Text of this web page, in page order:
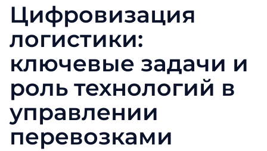
Цифровизация
логистики:
ключевые задачи и
роль технологий в
управлении
перевозками